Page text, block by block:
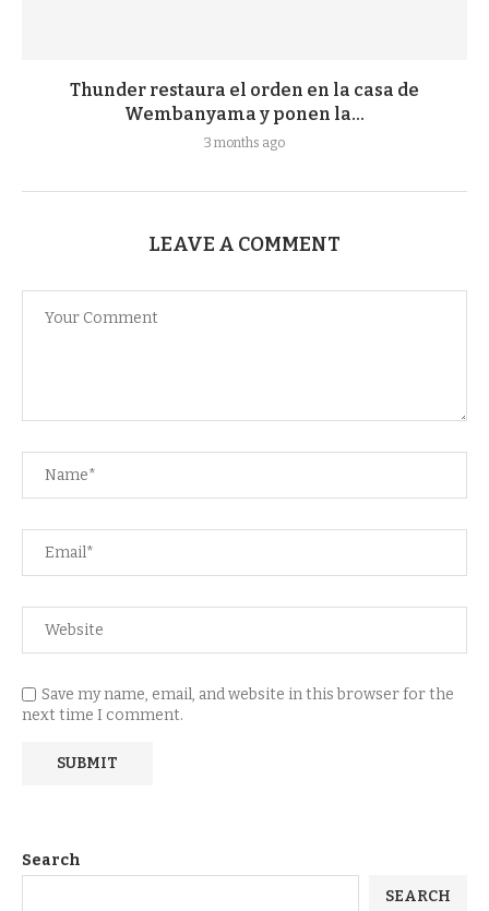
Thunder restaura el orden en la casa de
Wembanyama y ponen la...
3 months ago
LEAVE A COMMENT
Save my name, email, and website in this browser for the
next time I comment.
Search
SEARCH